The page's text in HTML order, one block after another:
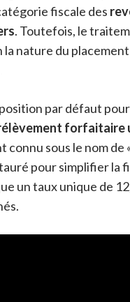
fiscale des
. Toutefois, le
la nature du
par défaut
forfaitaire
connu sous le nom de
pour simplifier la
un taux unique de